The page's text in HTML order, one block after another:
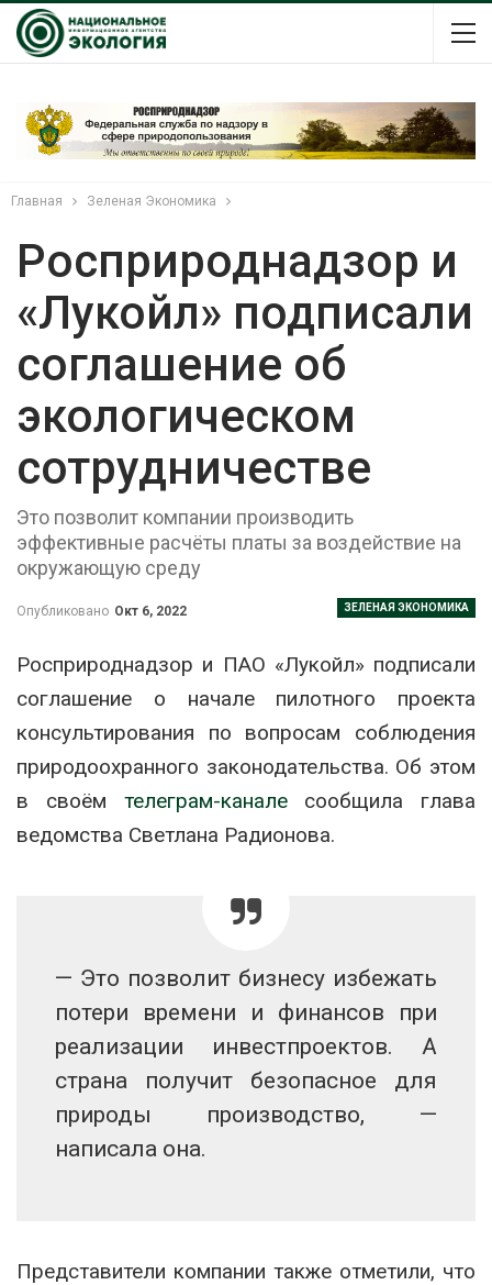
Главная Зеленая Экономика
Росприроднадзор и
«Лукойл» подписали
соглашение об
экологическом
сотрудничестве
Это позволит компании производить
эффективные расчёты платы за воздействие на
окружающую среду
ЗЕЛЕНАЯ ЭКОНОМИКА
Опубликовано Окт 6, 2022
Росприроднадзор и ПАО «Лукойл» подписали
соглашение о начале пилотного проекта
консультирования по вопросам соблюдения
природоохранного законодательства. Об этом
в своём телеграм-каналесообщила глава
ведомства Светлана Радионова.
— Это позволит бизнесу избежать
потери времени и финансов при
реализации инвестпроектов. А
страна получит безопасное для
природы производство, —
написала она.
Представители компании также отметили, что